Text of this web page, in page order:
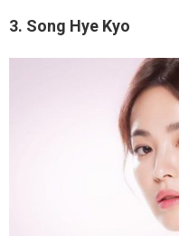
3. Song Hye Kyo